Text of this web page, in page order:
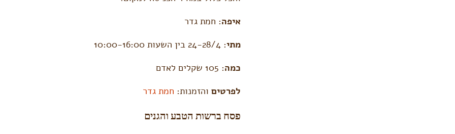
איפה: חמת גדר
מתי: 24-28/4 בין השעות 10:00-16:00
כמה: 105 שקלים לאדם
לפרטים והזמנות: חמת גדר
פסח ברשות הטבע והגנים